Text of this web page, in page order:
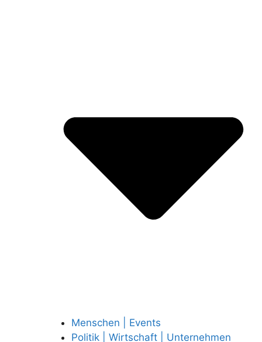
Menschen | Events
Politik | Wirtschaft | Unternehmen